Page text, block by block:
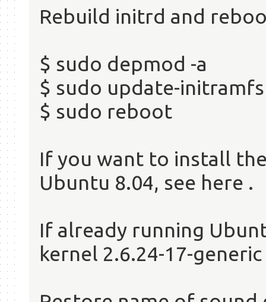
Rebuild initrd and
$ sudo depmod -a
$ sudo update-
$ sudo reboot
If you want to install
Ubuntu 8.04, see here .
If already running
kernel 2.6.24-17-generic